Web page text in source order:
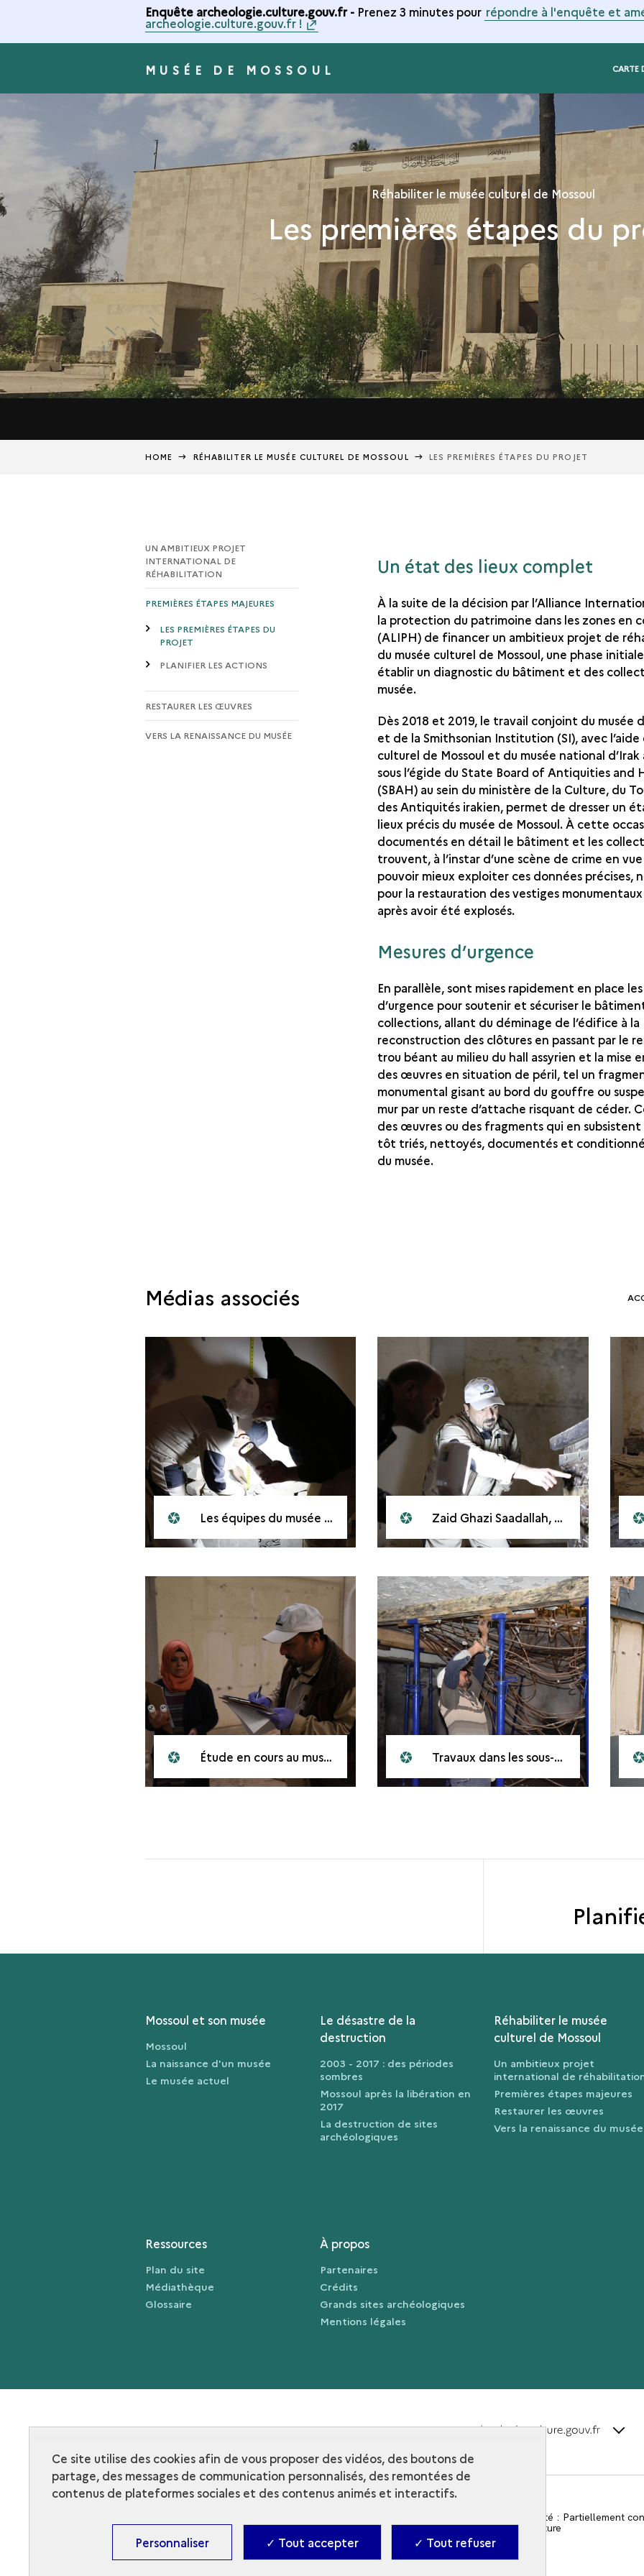
Enquête archeologie.culture.gouv.fr - Prenez 3 minutes pour répondre à l'enquête et
archeologie.culture.gouv.fr !
MUSÉE DE MOSSOUL CARTE
Réhabiliter le musée culturel de Mossoul
Les premières étapes du
HOME RÉHABILITER LE MUSÉE CULTUREL DE MOSSOUL LES PREMIÈRES ÉTAPES DU PROJET
UN AMBITIEUX PROJET
INTERNATIONAL DE
RÉHABILITATION
PREMIÈRES ÉTAPES MAJEURES
LES PREMIÈRES ÉTAPES DU
PROJET
PLANIFIER LES ACTIONS
RESTAURER LES ŒUVRES
VERS LA RENAISSANCE DU MUSÉE
Un état des lieux complet
À la suite de la décision par l’Alliance
la protection du patrimoine dans les zones en
(ALIPH) de financer un ambitieux projet de
du musée culturel de Mossoul, une phase
établir un diagnostic du bâtiment et des
musée.
Dès 2018 et 2019, le travail conjoint du musée
et de la Smithsonian Institution (SI), avec l’aide
culturel de Mossoul et du musée national d’Irak
sous l’égide du State Board of Antiquities and
(SBAH) au sein du ministère de la Culture, du
des Antiquités irakien, permet de dresser un
lieux précis du musée de Mossoul. À cette
documentés en détail le bâtiment et les
trouvent, à l’instar d’une scène de crime en
pouvoir mieux exploiter ces données précises,
pour la restauration des vestiges
après avoir été explosés.
Mesures d’urgence
En parallèle, sont mises rapidement en place
d’urgence pour soutenir et sécuriser le
collections, allant du déminage de l’édifice à la
reconstruction des clôtures en passant par le
trou béant au milieu du hall assyrien et la mise
des œuvres en situation de péril, tel un
monumental gisant au bord du gouffre ou
mur par un reste d’attache risquant de céder.
des œuvres ou des fragments qui en
tôt triés, nettoyés, documentés et
du musée.
Médias associés
Les équipes du musée culturel de Mossoul, février 2019 Zaid Ghazi Saadallah, directeur du musée culturel de Mossoul (à droite), et Saad Ahmed, adjoint du directeur, février 2019
Étude en cours au musée culturel de Mossoul, avril 2019 Travaux dans les sous-sols du musée, avril 2019
Mossoul et son musée
Mossoul
La naissance d'un musée
Le musée actuel
Le désastre de la
destruction
2003 - 2017 : des périodes
sombres
Mossoul après la libération en
2017
La destruction de sites
archéologiques
Réhabiliter le musée
culturel de Mossoul
Un ambitieux projet
international de
Premières étapes majeures
Restaurer les œuvres
Vers la renaissance du musée
Ressources
Plan du site
Médiathèque
Glossaire
À propos
Partenaires
Crédits
Grands sites archéologiques
Mentions légales
Découvrir la collection
Accessibilité : Partiellement
-
Ministère de la Culture
Ce site utilise des cookies afin de vous proposer des vidéos, des boutons de
partage, des messages de communication personnalisés, des remontées de
contenus de plateformes sociales et des contenus animés et interactifs.
Personnaliser ✓ Tout accepter ✓ Tout refuser